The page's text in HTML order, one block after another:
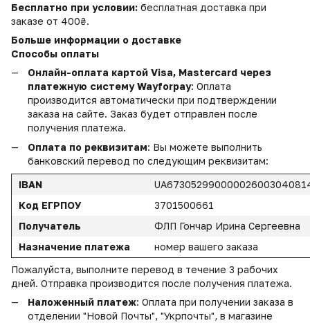
Бесплатно при условии: бесплатная доставка при
заказе от 400₴.
Больше информации о доставке
Способы оплаты
Онлайн-оплата картой Visa, Mastercard через
платежную систему Wayforpay: Оплата
производится автоматически при подтверждении
заказа на сайте. Заказ будет отправлен после
получения платежа.
Оплата по реквизитам: Вы можете выполнить
банковский перевод по следующим реквизитам:
IBAN
Код ЕГРПОУ
3701500661
Получатель
ФЛП Гончар Ирина Сергеевна
Назначение платежа
номер вашего заказа
Пожалуйста, выполните перевод в течение 3 рабочих
дней. Отправка производится после получения платежа.
Наложенный платеж: Оплата при получении заказа в
отделении "Новой Почты", "Укрпочты", в магазине